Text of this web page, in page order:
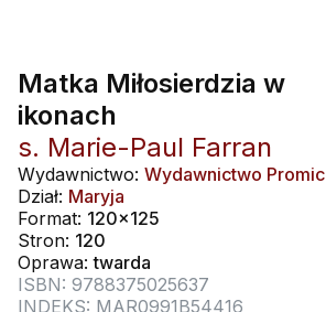
Matka Miłosierdzia w
ikonach
s. Marie-Paul Farran
Wydawnictwo: Wydawnictwo Promic
Dział: Maryja
Format: 120x125
Stron: 120
Oprawa:twarda
ISBN: 9788375025637
INDEKS: MAR0991B54416